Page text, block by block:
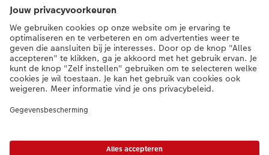
Algemeen
Assortiment
[ma - vr 9:00 tot 20:00 u | za 9:00 tot 17:00 u | zo 12:00 tot